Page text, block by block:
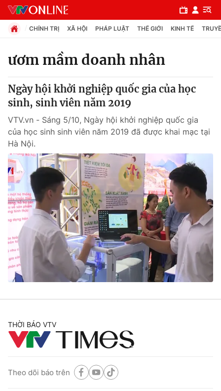
Chuyên mục
Chính trị
Xã hội
Pháp luật
Y tế
Thế giới
Tin tức
Thế giới đó đây
Câu chuyện quốc tế
Kinh tế
Tài chính
Thị trường
Góc doanh nghiệp
Dữ liệu và đời sống
Truyền hình
Phim VTV
Hậu trường
Giải trí
Điện ảnh
Âm nhạc
Du lịch
CHÍNH TRỊ XÃ HỘI PHÁP LUẬT THẾ GIỚI KINH TẾ
ươm mầm doanh nhân
Ngày hội khởi nghiệp quốc gia của học
sinh, sinh viên năm 2019
VTV.vn - Sáng 5/10, Ngày hội khởi nghiệp quốc gia
của học sinh sinh viên năm 2019 đã được khai mạc tại
Hà Nội.
THỜI BÁO VTV
Theo dõi báo trên